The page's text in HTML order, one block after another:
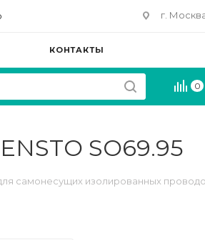
г.
КОНТАКТЫ
0
SO69.95
самонесущих изолированных